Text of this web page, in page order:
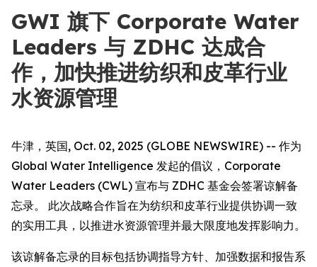
GWI 旗下 Corporate Water
Leaders 与 ZDHC 达成合
作，加快推进纺织和皮革行业
水资源管理
牛津，英国, Oct. 02, 2025 (GLOBE NEWSWIRE) -- 作为
Global Water Intelligence 发起的倡议，Corporate
Water Leaders (CWL) 宣布与 ZDHC 基金会签署谅解备
忘录。 此次战略合作旨在为纺织和皮革行业提供协调一致
的实用工具，以推进水资源管理并最大限度地发挥影响力。
该谅解备忘录的目标包括协调指导方针、加强数据和报告系